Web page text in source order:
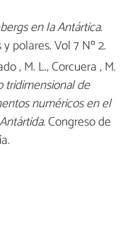
en la Antártica.
polares. Vol 7 Nº 2.
, M. L., Corcuera , M.
tridimensional de
numéricos en el
Congreso de